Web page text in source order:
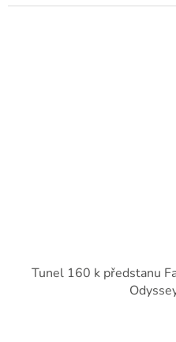
Tunel 160 k předstanu